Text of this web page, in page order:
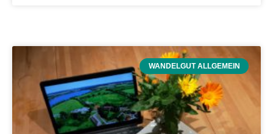
WANDELGUT ALLGEMEIN